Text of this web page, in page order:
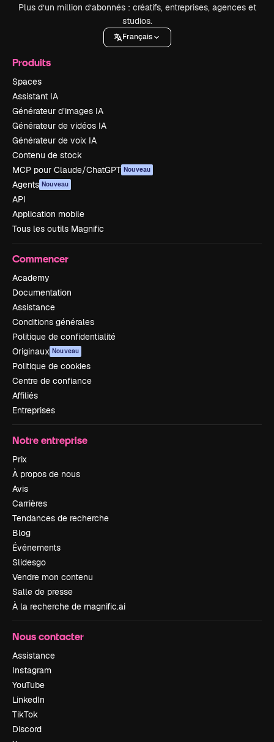
Plus d’un million d’abonnés : créatifs, entreprises, agences et
studios.
Français
Produits
Spaces
Assistant IA
Générateur d’images IA
Générateur de vidéos IA
Générateur de voix IA
Contenu de stock
MCP pour Claude/ChatGPT Nouveau
Agents Nouveau
API
Application mobile
Tous les outils Magnific
Commencer
Academy
Documentation
Assistance
Conditions générales
Politique de confidentialité
Originaux Nouveau
Politique de cookies
Centre de confiance
Affiliés
Entreprises
Notre entreprise
Prix
À propos de nous
Avis
Carrières
Tendances de recherche
Blog
Événements
Slidesgo
Vendre mon contenu
Salle de presse
À la recherche de magnific.ai
Nous contacter
Assistance
Instagram
YouTube
LinkedIn
TikTok
Discord